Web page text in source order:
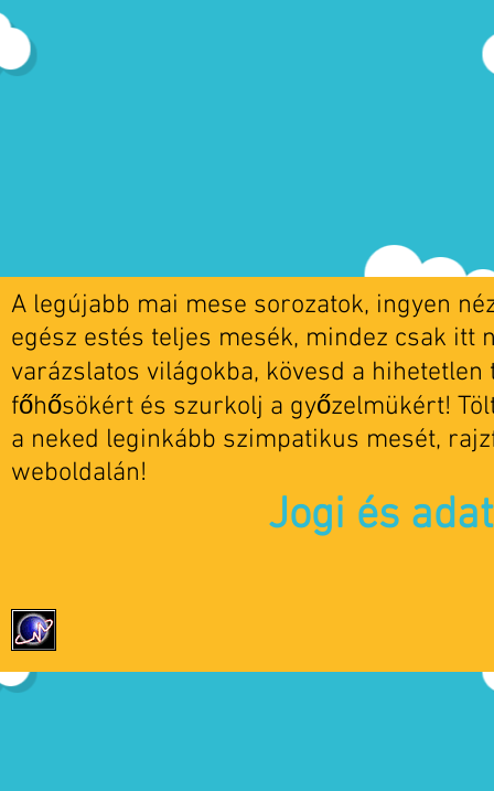
A legújabb mai mese sorozatok, ingyen
egész estés teljes mesék, mindez csak itt
varázslatos világokba, kövesd a
főhősökért és szurkolj a győzelmükért!
a neked leginkább szimpatikus mesét,
weboldalán!
Jogi és